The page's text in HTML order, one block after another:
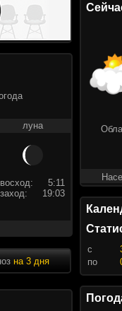
луна
восход:
5:11
заход:
19:03
на 3 дня
c
по